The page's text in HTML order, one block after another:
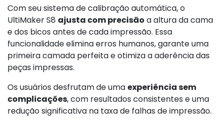
Com seu sistema de calibração automática, o
UltiMaker S8 ajusta com precisão a altura da cama
e dos bicos antes de cada impressão. Essa
funcionalidade elimina erros humanos, garante uma
primeira camada perfeita e otimiza a aderência das
peças impressas.
Os usuários desfrutam de uma experiência sem
complicações, com resultados consistentes e uma
redução significativa na taxa de falhas de impressão.